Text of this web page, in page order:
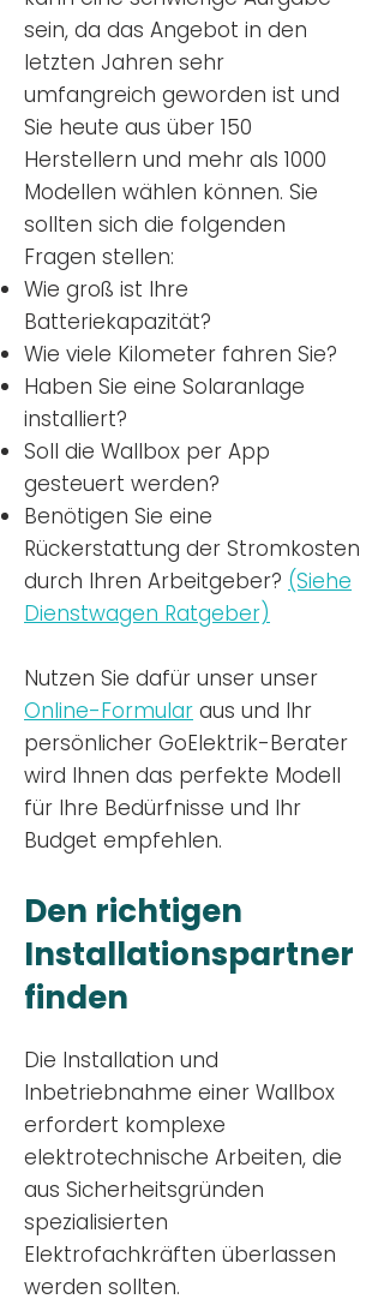
sein, da das Angebot in den
letzten Jahren sehr
umfangreich geworden ist und
Sie heute aus über 150
Herstellern und mehr als 1000
Modellen wählen können. Sie
sollten sich die folgenden
Fragen stellen:
Wie groß ist Ihre
Batteriekapazität?
Wie viele Kilometer fahren Sie?
Haben Sie eine Solaranlage
installiert?
Soll die Wallbox per App
gesteuert werden?
Benötigen Sie eine
Rückerstattung der Stromkosten
durch Ihren Arbeitgeber? (Siehe
Dienstwagen Ratgeber)
Nutzen Sie dafür unser unser
Online-Formular aus und Ihr
persönlicher GoElektrik-Berater
wird Ihnen das perfekte Modell
für Ihre Bedürfnisse und Ihr
Budget empfehlen.
Den richtigen
Installationspartner
finden
Die Installation und
Inbetriebnahme einer Wallbox
erfordert komplexe
elektrotechnische Arbeiten, die
aus Sicherheitsgründen
spezialisierten
Elektrofachkräften überlassen
werden sollten.